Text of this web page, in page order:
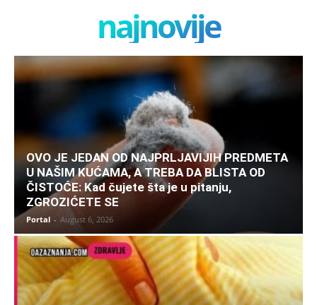
najnovije
OVO JE JEDAN OD NAJPRLJAVIJIH PREDMETA
U NAŠIM KUĆAMA, A TREBA DA BLISTA OD
ČISTOĆE: Kad čujete šta je u pitanju,
ZGROZIĆETE SE
Portal - August 6, 2026